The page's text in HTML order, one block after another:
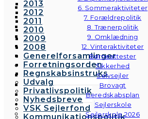
6. Sommeraktiviteter
7. Forældrepolitik
8. Trænerpolitik
9. Omklædning
12. Vinteraktiviteter
Børneattester
Sikkerhed
Selvsejler
Brovagt
Beredskabsplan
Sejlerskole
Sejlerskole 2026
2013
2012
2011
2010
2009
2008
Generelforsamlinger
Forretningsorden
Regnskabsinstruks
Udvalg
Privatlivspolitik
Nyhedsbreve
VSK Sejlerfond
Kommunikationspolitik